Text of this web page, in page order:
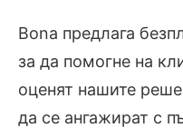
Bona предлага
за да помогне на
оценят нашите
да се ангажират с